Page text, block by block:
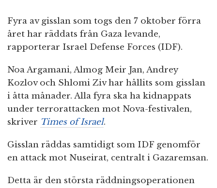
Fyra av gisslan som togs den 7 oktober förra
året har räddats från Gaza levande,
rapporterar Israel Defense Forces (IDF).
Noa Argamani, Almog Meir Jan, Andrey
Kozlov och Shlomi Ziv har hållits som gisslan
i åtta månader. Alla fyra ska ha kidnappats
under terrorattacken mot Nova-festivalen,
skriver Times of Israel.
Gisslan räddas samtidigt som IDF genomför
en attack mot Nuseirat, centralt i Gazaremsan.
Detta är den största räddningsoperationen